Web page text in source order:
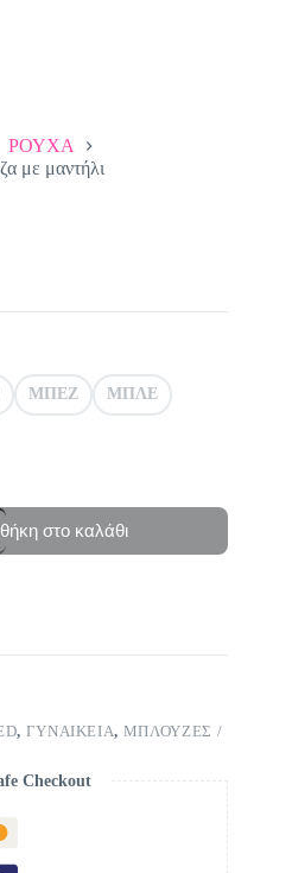
ΡΟΥΧΑ
με μαντήλι
ΜΠΕΖ ΜΠΛΕ
στο καλάθι
, ΓΥΝΑΙΚΕΙΑ, ΜΠΛΟΥΖΕΣ /
Checkout